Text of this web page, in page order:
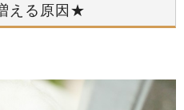
える原因★